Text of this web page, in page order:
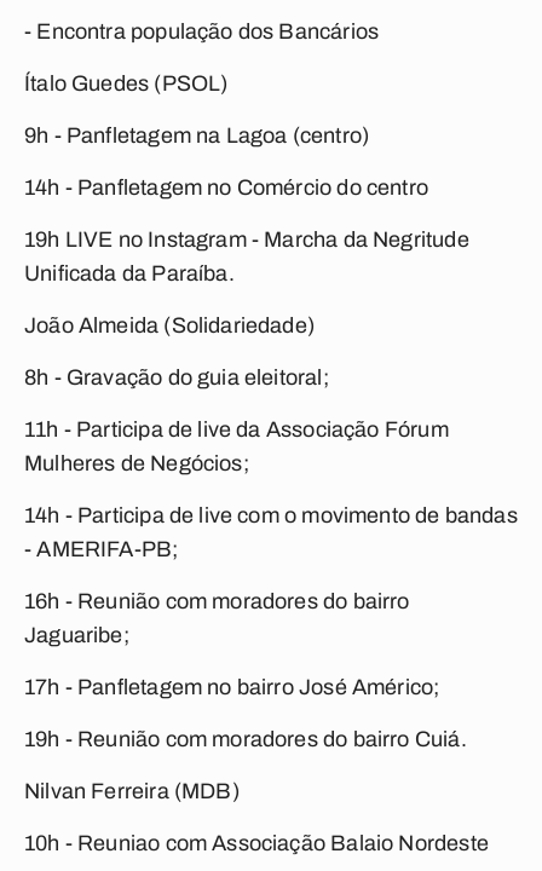
- Encontra população dos Bancários
Ítalo Guedes (PSOL)
9h - Panfletagem na Lagoa (centro)
14h - Panfletagem no Comércio do centro
19h LIVE no Instagram - Marcha da Negritude
Unificada da Paraíba.
João Almeida (Solidariedade)
8h - Gravação do guia eleitoral;
11h - Participa de live da Associação Fórum
Mulheres de Negócios;
14h - Participa de live com o movimento de bandas
- AMERIFA-PB;
16h - Reunião com moradores do bairro
Jaguaribe;
17h - Panfletagem no bairro José Américo;
19h - Reunião com moradores do bairro Cuiá.
Nilvan Ferreira (MDB)
10h - Reuniao com Associação Balaio Nordeste